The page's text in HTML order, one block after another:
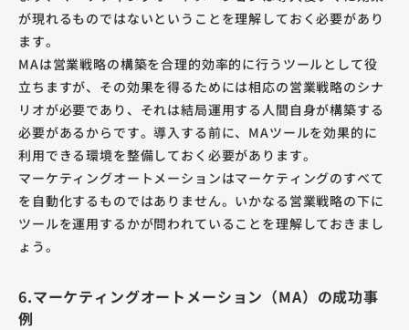
が現れるものではないということを理解しておく必要があり
ます。
MAは営業戦略の構築を合理的効率的に行うツールとして役
立ちますが、その効果を得るためには相応の営業戦略のシナ
リオが必要であり、それは結局運用する人間自身が構築する
必要があるからです。導入する前に、MAツールを効果的に
利用できる環境を整備しておく必要があります。
マーケティングオートメーションはマーケティングのすべて
を自動化するものではありません。いかなる営業戦略の下に
ツールを運用するかが問われていることを理解しておきまし
ょう。
6.マーケティングオートメーション（MA）の成功事
例